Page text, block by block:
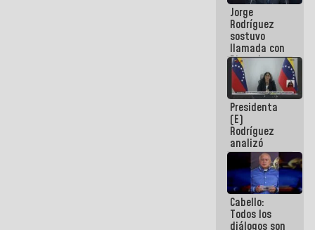
públicos
Jorge
Rodríguez
sostuvo
llamada con
Dinorah
Figuera y
acuerdan
primer
encuentro
presencial
para el
diálogo
Presidenta
(E)
Rodríguez
analizó
junto a
gobernadores
planes de
recuperación
del Sistema
Eléctrico
Cabello:
Todos los
diálogos son